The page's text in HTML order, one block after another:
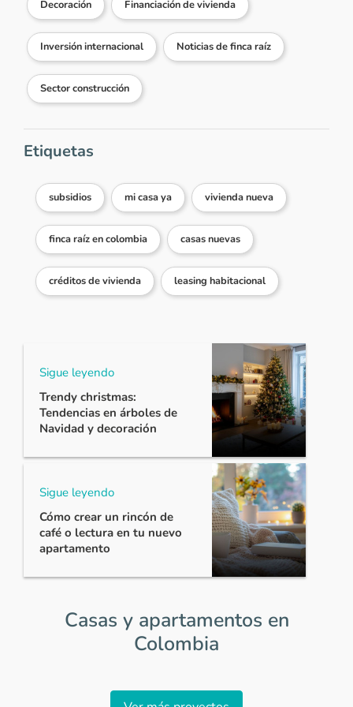
Decoración Financiación de vivienda
Inversión internacional Noticias de finca raíz
Sector construcción
Etiquetas
subsidios mi casa ya vivienda nueva
finca raíz en colombia casas nuevas
créditos de vivienda leasing habitacional
Sigue leyendo
Trendy christmas:
Tendencias en árboles de
Navidad y decoración
Sigue leyendo
Cómo crear un rincón de
café o lectura en tu nuevo
apartamento
Casas y apartamentos en
Colombia